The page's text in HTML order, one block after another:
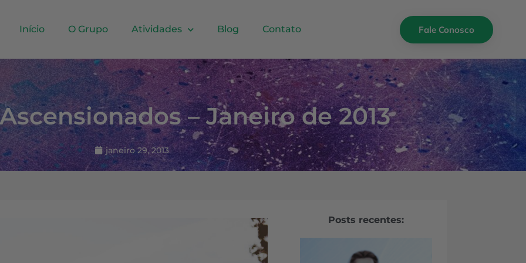
Início O Grupo Atividades Blog Contato Fale Conosco
– Janeiro de 2013
janeiro 29, 2013
Posts recentes: